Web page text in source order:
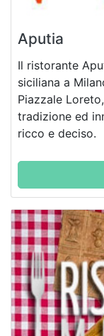
Aputia
Il ristorante
siciliana a
Piazzale
tradizione ed
ricco e deciso.